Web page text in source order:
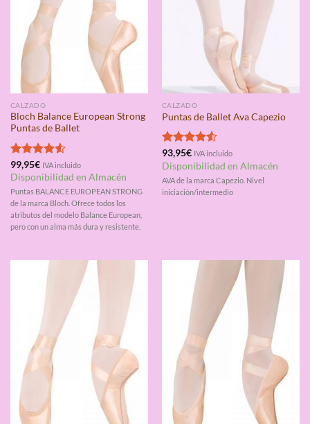
CALZADO
Bloch Balance European Strong
Puntas de Ballet
Valorado
con4.50
de 5
99,95€ IVA incluido
Disponibilidad en Almacén
Puntas BALANCE EUROPEAN STRONG
de la marca Bloch. Ofrece todos los
atributos del modelo Balance European,
pero con un alma más dura y resistente.
CALZADO
Puntas de Ballet Ava Capezio
Valorado
con4.50
de 5
93,95€ IVA incluido
Disponibilidad en Almacén
AVA de la marca Capezio. Nivel
iniciación/intermedio